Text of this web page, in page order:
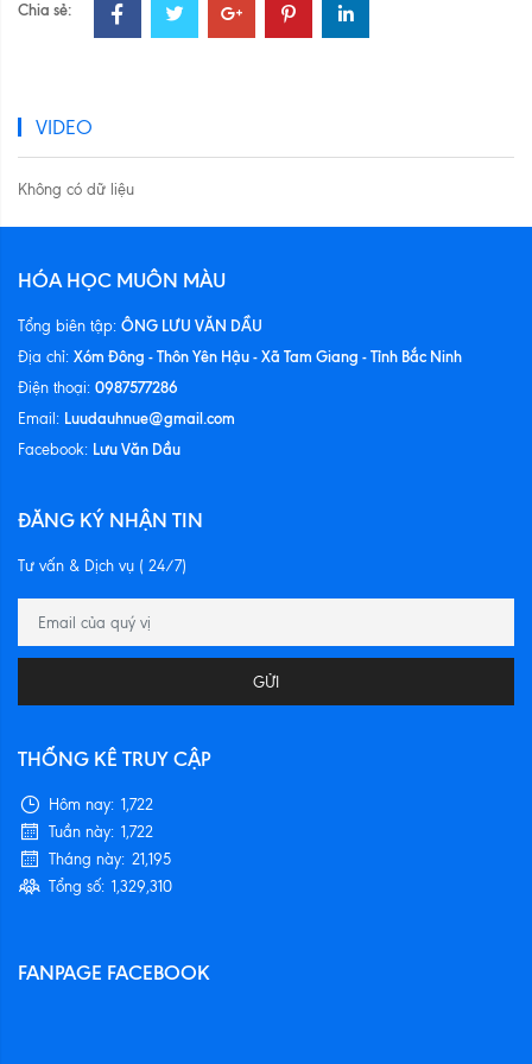
Chia sẻ:
VIDEO
Không có dữ liệu
HÓA HỌC MUÔN MÀU
Tổng biên tập: ÔNG LƯU VĂN DẦU
Địa chỉ: Xóm Đông - Thôn Yên Hậu - Xã Tam Giang - Tỉnh Bắc Ninh
Điện thoại: 0987577286
Email: Luudauhnue@gmail.com
Facebook: Lưu Văn Dầu
ĐĂNG KÝ NHẬN TIN
Tư vấn & Dịch vụ ( 24/7)
GỬI
THỐNG KÊ TRUY CẬP
Hôm nay: 1,722
Tuần này: 1,722
Tháng này: 21,195
Tổng số: 1,329,310
FANPAGE FACEBOOK